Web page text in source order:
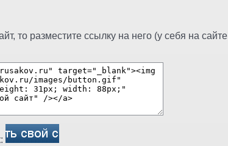
то разместите ссылку на него (у себя на